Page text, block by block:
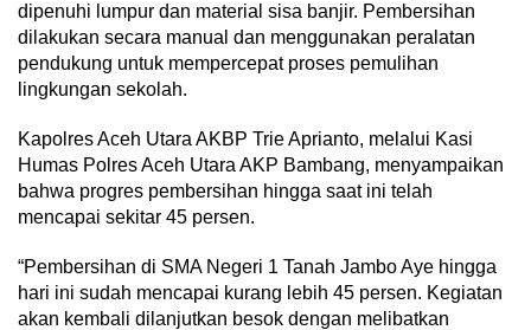
dipenuhi lumpur dan material sisa banjir. Pembersihan
dilakukan secara manual dan menggunakan peralatan
pendukung untuk mempercepat proses pemulihan
lingkungan sekolah.
Kapolres Aceh Utara AKBP Trie Aprianto, melalui Kasi
Humas Polres Aceh Utara AKP Bambang, menyampaikan
bahwa progres pembersihan hingga saat ini telah
mencapai sekitar 45 persen.
“Pembersihan di SMA Negeri 1 Tanah Jambo Aye hingga
hari ini sudah mencapai kurang lebih 45 persen. Kegiatan
akan kembali dilanjutkan besok dengan melibatkan